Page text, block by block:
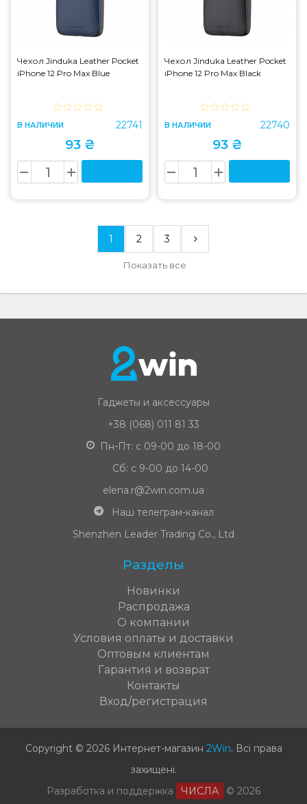
Чехол Jinduka Leather Pocket
iPhone 12 Pro Max Blue
В НАЛИЧИИ 22741
93 ₴
Чехол Jinduka Leather Pocket
iPhone 12 Pro Max Black
В НАЛИЧИИ 22740
93 ₴
Показать все
1 2 3
Гаджеты и аксессуары
+38 (068) 011 81 33
Пн-Пт: с 09-00 до 18-00
Сб: с 9-00 до 14-00
elena.r@2win.com.ua
Наш телеграм-канал
Shenzhen Leader Trading Co., Ltd
Разделы
Новинки
Распродажа
О компании
Условия оплаты и доставки
Оптовым клиентам
Гарантия и возврат
Контакты
Вход/регистрация
Copyright © 2026 Интернет-магазин 2Win. Всі права
захищені.
Разработка и поддержка
ЧИСЛА © 2026